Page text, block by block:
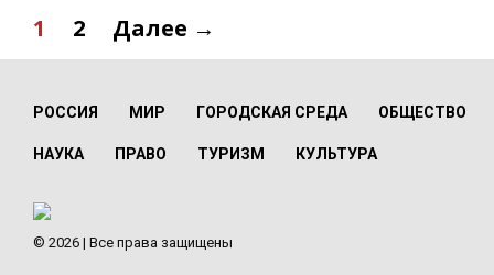
1 2 Далее →
РОССИЯ МИР ГОРОДСКАЯ СРЕДА ОБЩЕСТВО
НАУКА ПРАВО ТУРИЗМ КУЛЬТУРА
© 2026 | Все права защищены